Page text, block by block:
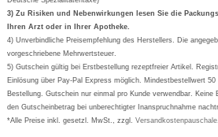
Formoline
Wick
Eucerin
Basica
3) Zu Risiken und Nebenwirkungen lesen Sie die
Ihren Arzt oder in Ihrer Apotheke.
4) Unverbindliche Preisempfehlung des Herstellers. Die
vorgeschriebene Mehrwertsteuer.
5) Gutschein gültig bei Erstbestellung rezeptfreier Artikel.
Einlösung über Pay-Pal Express möglich. Mindestbestellwert
Bestellung. Gutschein nur einmal pro Kunde verwendbar. Keine
den Gutscheinbetrag bei unberechtigter Inanspruchnahme
*Alle Preise inkl. gesetzl. MwSt., zzgl.Versandkostenpauschale